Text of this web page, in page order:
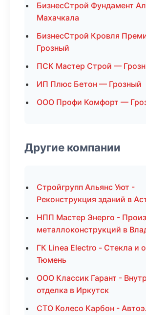
БизнесСтрой Фундамент
Махачкала
БизнесСтрой Кровля
Грозный
ПСК Мастер Строй —
ИП Плюс Бетон — Грозный
ООО Профи Комфорт —
Другие компании
Стройгрупп Альянс Уют -
Реконструкция зданий в
НПП Мастер Энерго -
металлоконструкций в
ГК Linea Electro - Стекла и
Тюмень
ООО Классик Гарант -
отделка в Иркутск
СТО Колесо Карбон -